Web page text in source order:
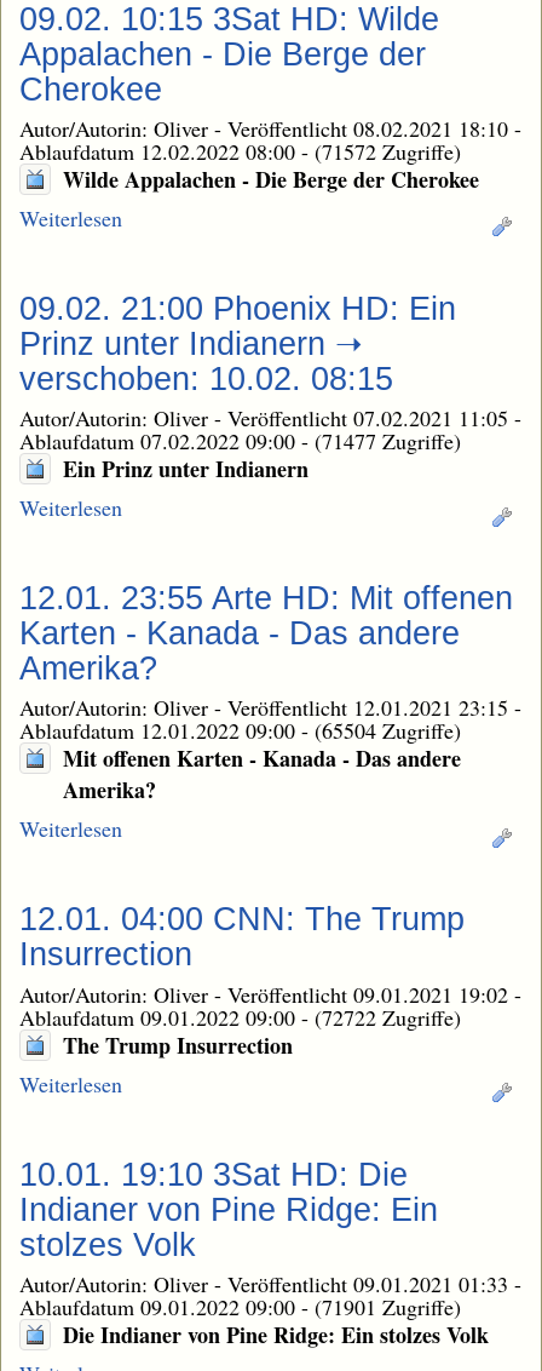
09.02. 10:15 3Sat HD: Wilde
Appalachen - Die Berge der
Cherokee
Autor/Autorin: Oliver - Veröffentlicht 08.02.2021 18:10 -
Ablaufdatum 12.02.2022 08:00 - (71572 Zugriffe)
Wilde Appalachen - Die Berge der Cherokee
Weiterlesen
09.02. 21:00 Phoenix HD: Ein
Prinz unter Indianern ➝
verschoben: 10.02. 08:15
Autor/Autorin: Oliver - Veröffentlicht 07.02.2021 11:05 -
Ablaufdatum 07.02.2022 09:00 - (71477 Zugriffe)
Ein Prinz unter Indianern
Weiterlesen
12.01. 23:55 Arte HD: Mit offenen
Karten - Kanada - Das andere
Amerika?
Autor/Autorin: Oliver - Veröffentlicht 12.01.2021 23:15 -
Ablaufdatum 12.01.2022 09:00 - (65504 Zugriffe)
Mit offenen Karten - Kanada - Das andere
Amerika?
Weiterlesen
12.01. 04:00 CNN: The Trump
Insurrection
Autor/Autorin: Oliver - Veröffentlicht 09.01.2021 19:02 -
Ablaufdatum 09.01.2022 09:00 - (72722 Zugriffe)
The Trump Insurrection
Weiterlesen
10.01. 19:10 3Sat HD: Die
Indianer von Pine Ridge: Ein
stolzes Volk
Autor/Autorin: Oliver - Veröffentlicht 09.01.2021 01:33 -
Ablaufdatum 09.01.2022 09:00 - (71901 Zugriffe)
Die Indianer von Pine Ridge: Ein stolzes Volk